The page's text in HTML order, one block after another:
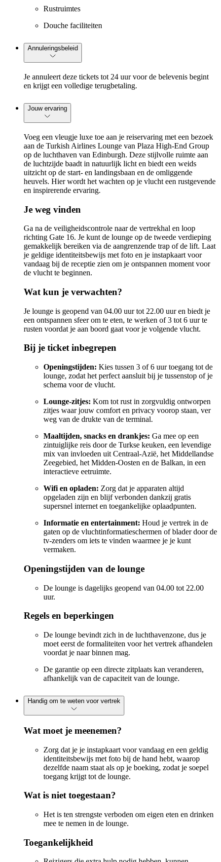
Rustruimtes
Douche faciliteiten
Annuleringsbeleid
Je annuleert deze tickets tot 24 uur voor de belevenis begint
en krijgt een volledige terugbetaling.
Jouw ervaring
Voeg een vleugje luxe toe aan je reiservaring met een bezoek
aan de Turkish Airlines Lounge van Plaza High-End Group
op de luchthaven van Edinburgh. Deze stijlvolle ruimte aan
de luchtzijde baadt in natuurlijk licht en biedt een weids
uitzicht op de start- en landingsbaan en de omliggende
heuvels. Hier wordt het wachten op je vlucht een rustgevende
en inspirerende ervaring.
Je weg vinden
Ga na de veiligheidscontrole naar de vertrekhal en loop
richting Gate 16. Je kunt de lounge op de tweede verdieping
gemakkelijk bereiken via de aangrenzende trap of de lift. Laat
je geldige identiteitsbewijs met foto en je instapkaart voor
vandaag bij de receptie zien om je ontspannen moment voor
de vlucht te beginnen.
Wat kun je verwachten?
Je lounge is geopend van 04.00 uur tot 22.00 uur en biedt je
een ontspannen sfeer om te eten, te werken of 3 tot 6 uur te
rusten voordat je aan boord gaat voor je volgende vlucht.
Bij je ticket inbegrepen
Openingstijden: Kies tussen 3 of 6 uur toegang tot de
lounge, zodat het perfect aansluit bij je tussenstop of je
schema voor de vlucht.
Lounge-zitjes: Kom tot rust in zorgvuldig ontworpen
zitjes waar jouw comfort en privacy voorop staan, ver
weg van de drukte van de terminal.
Maaltijden, snacks en drankjes: Ga mee op een
zintuiglijke reis door de Turkse keuken, een levendige
mix van invloeden uit Centraal-Azië, het Middellandse
Zeegebied, het Midden-Oosten en de Balkan, in een
interactieve eetruimte.
Wifi en opladen: Zorg dat je apparaten altijd
opgeladen zijn en blijf verbonden dankzij gratis
supersnel internet en toegankelijke oplaadpunten.
Informatie en entertainment: Houd je vertrek in de
gaten op de vluchtinformatieschermen of blader door de
tv-zenders om iets te vinden waarmee je je kunt
vermaken.
Openingstijden van de lounge
De lounge is dagelijks geopend van 04.00 tot 22.00
uur.
Regels en beperkingen
De lounge bevindt zich in de luchthavenzone, dus je
moet eerst de formaliteiten voor het vertrek afhandelen
voordat je naar binnen mag.
De garantie op een directe zitplaats kan veranderen,
afhankelijk van de capaciteit van de lounge.
Handig om te weten voor vertrek
Wat moet je meenemen?
Zorg dat je je instapkaart voor vandaag en een geldig
identiteitsbewijs met foto bij de hand hebt, waarop
dezelfde naam staat als op je boeking, zodat je soepel
toegang krijgt tot de lounge.
Wat is niet toegestaan?
Het is ten strengste verboden om eigen eten en drinken
mee te nemen in de lounge.
Toegankelijkheid